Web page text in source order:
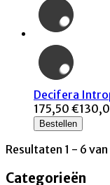
Decifera
175,50 €
Bestellen
Resultaten 1 - 6 van
Categorieën